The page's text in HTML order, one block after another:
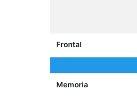
Frontal
Memoria